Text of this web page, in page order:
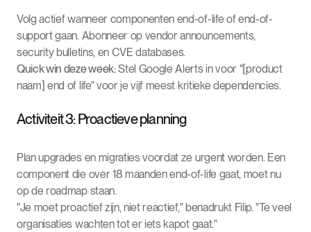
Volg actief wanneer componenten end-of-life of end-of-
support gaan. Abonneer op vendor announcements,
security bulletins, en CVE databases.
Quick win deze week:Stel Google Alerts in voor "[product
naam] end of life" voor je vijf meest kritieke dependencies.
Activiteit 3: Proactieve planning
Plan upgrades en migraties voordat ze urgent worden. Een
component die over 18 maanden end-of-life gaat, moet nu
op de roadmap staan.
"Je moet proactief zijn, niet reactief," benadrukt Filip. "Te veel
organisaties wachten tot er iets kapot gaat."